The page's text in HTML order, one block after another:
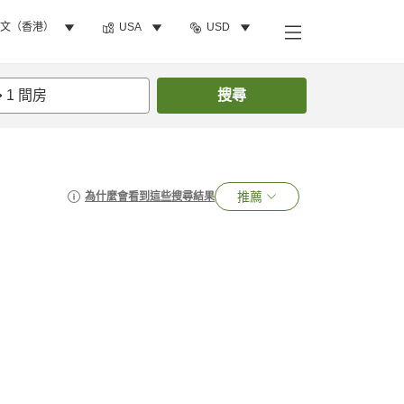
（香港） USA USD
1 間房 搜尋
為什麼會看到這些搜尋結果 推薦